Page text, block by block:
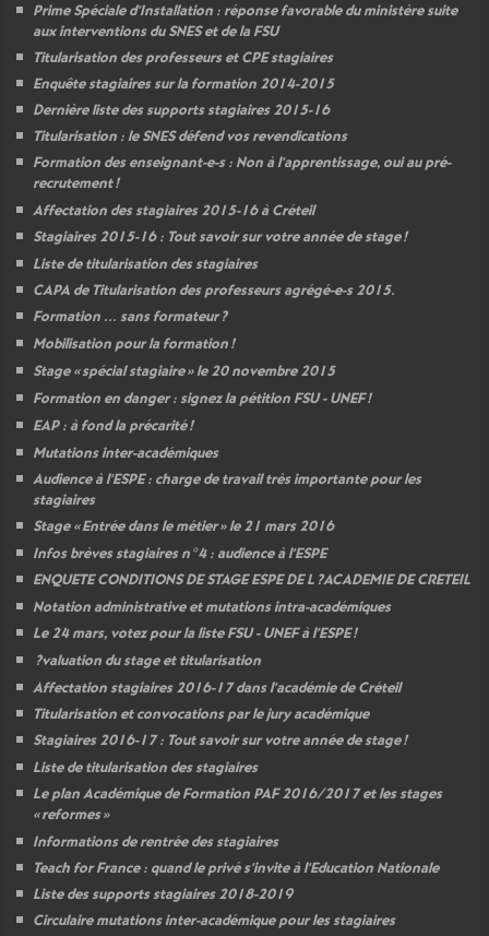
Prime Spéciale d’Installation : réponse favorable du ministère suite
aux interventions duSNESet de la FSU
Titularisation des professeurs etCPEstagiaires
Enquête stagiaires sur la formation 2014-2015
Dernière liste des supports stagiaires 2015-16
Titularisation : leSNESdéfend vos revendications
Formation des enseignant-e-s : Non à l’apprentissage, oui au pré-
recrutement!
Affectation des stagiaires 2015-16 à Créteil
Stagiaires 2015-16 : Tout savoir sur votre année de stage!
Liste de titularisation des stagiaires
CAPA de Titularisation des professeurs agrégé-e-s 2015.
Formation ... sans formateur ?
Mobilisation pour la formation!
Stage «spécial stagiaire» le 20 novembre 2015
Formation en danger : signez la pétition FSU-UNEF!
EAP: à fond la précarité!
Mutations inter-académiques
Audience à l’ESPE: charge de travail très importante pour les
stagiaires
Stage «Entrée dans le métier» le 21 mars 2016
Infos brèves stagiaires n°4 : audience à l’ESPE
ENQUETE CONDITIONS DE STAGE ESPE DEL ?ACADEMIE DE CRETEIL
Notation administrative et mutations intra-académiques
Le 24 mars, votez pour la listeFSU-UNEFà l’ESPE!
?valuation du stage et titularisation
Affectation stagiaires 2016-17 dans l’académie de Créteil
Titularisation et convocations par le jury académique
Stagiaires 2016-17 : Tout savoir sur votre année de stage!
Liste de titularisation des stagiaires
Le plan Académique de Formation PAF2016/2017 et les stages
«reformes»
Informations de rentrée des stagiaires
Teach for France : quand le privé s’invite à l’Education Nationale
Liste des supports stagiaires 2018-2019
Circulaire mutations inter-académique pour les stagiaires